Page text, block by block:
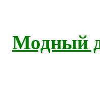
Модный